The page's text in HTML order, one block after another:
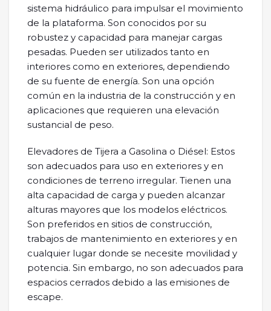
sistema hidráulico para impulsar el movimiento
de la plataforma. Son conocidos por su
robustez y capacidad para manejar cargas
pesadas. Pueden ser utilizados tanto en
interiores como en exteriores, dependiendo
de su fuente de energía. Son una opción
común en la industria de la construcción y en
aplicaciones que requieren una elevación
sustancial de peso.
Elevadores de Tijera a Gasolina o Diésel: Estos
son adecuados para uso en exteriores y en
condiciones de terreno irregular. Tienen una
alta capacidad de carga y pueden alcanzar
alturas mayores que los modelos eléctricos.
Son preferidos en sitios de construcción,
trabajos de mantenimiento en exteriores y en
cualquier lugar donde se necesite movilidad y
potencia. Sin embargo, no son adecuados para
espacios cerrados debido a las emisiones de
escape.